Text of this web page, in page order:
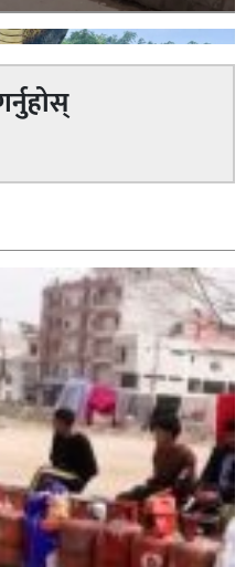
महिने नेवारी बाजा तथा नृत्य